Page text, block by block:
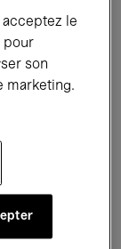
acceptez le
pour
son
marketing.